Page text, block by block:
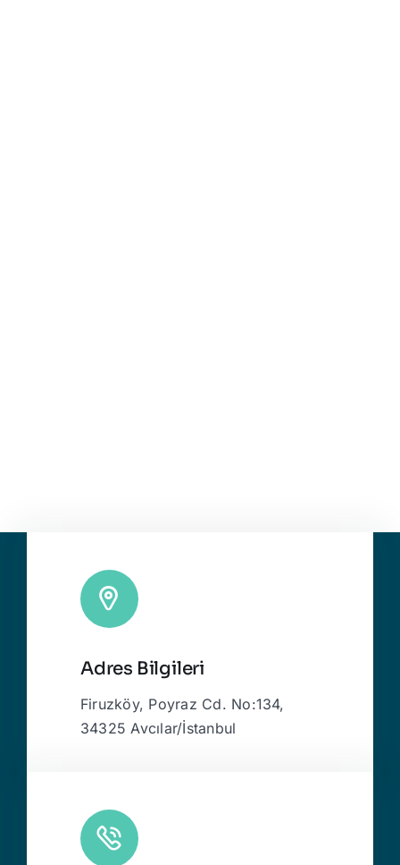
Adres Bilgileri
Firuzköy, Poyraz Cd. No:134,
34325 Avcılar/İstanbul